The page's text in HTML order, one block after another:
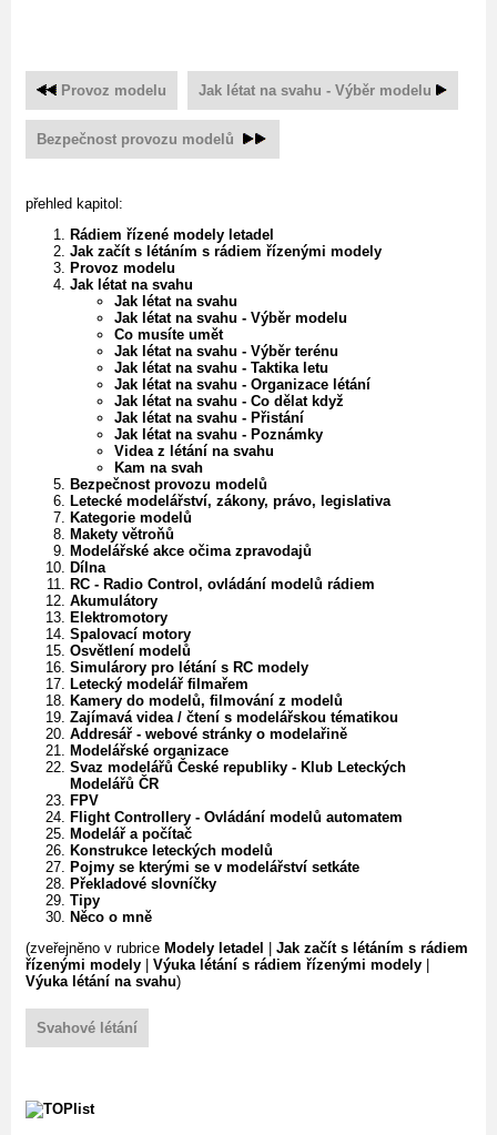
Provoz modelu Jak létat na svahu - Výběr modelu
Bezpečnost provozu modelů
přehled kapitol:
Rádiem řízené modely letadel
Jak začít s létáním s rádiem řízenými modely
Provoz modelu
Jak létat na svahu
Jak létat na svahu
Jak létat na svahu - Výběr modelu
Co musíte umět
Jak létat na svahu - Výběr terénu
Jak létat na svahu - Taktika letu
Jak létat na svahu - Organizace létání
Jak létat na svahu - Co dělat když
Jak létat na svahu - Přistání
Jak létat na svahu - Poznámky
Videa z létání na svahu
Kam na svah
Bezpečnost provozu modelů
Letecké modelářství, zákony, právo, legislativa
Kategorie modelů
Makety větroňů
Modelářské akce očima zpravodajů
Dílna
RC - Radio Control, ovládání modelů rádiem
Akumulátory
Elektromotory
Spalovací motory
Osvětlení modelů
Simulárory pro létání s RC modely
Letecký modelář filmařem
Kamery do modelů, filmování z modelů
Zajímavá videa / čtení s modelářskou tématikou
Addresář - webové stránky o modelařině
Modelářské organizace
Svaz modelářů České republiky - Klub Leteckých
Modelářů ČR
FPV
Flight Controllery - Ovládání modelů automatem
Modelář a počítač
Konstrukce leteckých modelů
Pojmy se kterými se v modelářství setkáte
Překladové slovníčky
Tipy
Něco o mně
(zveřejněno v rubrice Modely letadel | Jak začít s létáním s rádiem
řízenými modely | Výuka létání s rádiem řízenými modely |
Výuka létání na svahu)
Svahové létání